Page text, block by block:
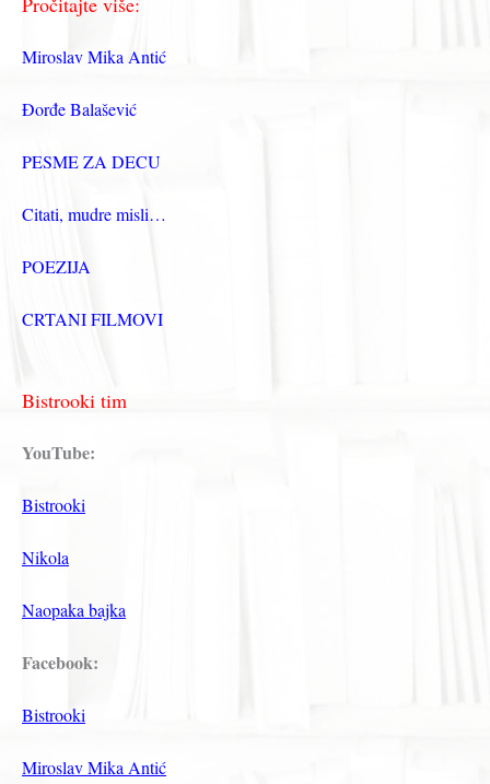
Miroslav Mika Antić
Đorđe Balašević
PESME ZA DECU
Citati, mudre misli…
POEZIJA
CRTANI FILMOVI
Bistrooki tim
YouTube:
Bistrooki
Nikola
Naopaka bajka
Facebook:
Bistrooki
Miroslav Mika Antić